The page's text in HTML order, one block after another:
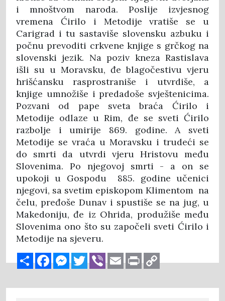
i mnoštvom naroda. Poslije izvjesnog
vremena Ćirilo i Metodije vratiše se u
Carigrad i tu sastaviše slovensku azbuku i
počnu prevoditi crkvene knjige s grčkog na
slovenski jezik. Na poziv kneza Rastislava
išli su u Moravsku, đe blagočestivu vjeru
hrišćansku rasprostraniše i utvrdiše, a
knjige umnožiše i predadoše svještenicima.
Pozvani od pape sveta braća Ćirilo i
Metodije odlaze u Rim, đe se sveti Ćirilo
razbolje i umirije 869. godine. A sveti
Metodije se vraća u Moravsku i trudeći se
do smrti da utvrdi vjeru Hristovu među
Slovenima. Po njegovoj smrti - a on se
upokoji u Gospodu 885. godine učenici
njegovi, sa svetim episkopom Klimentom na
čelu, pređoše Dunav i spustiše se na jug, u
Makedoniju, đe iz Ohrida, produžiše među
Slovenima ono što su započeli sveti Ćirilo i
Metodije na sjeveru.
ShareFacebook
Messenger
Twitter
ViberEmailPrint
Link